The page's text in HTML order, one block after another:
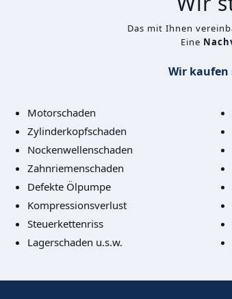
Das mit Ihnen
Eine
Wir kaufen
Motorschaden
Zylinderkopfschaden
Nockenwellenschaden
Zahnriemenschaden
Defekte Ölpumpe
Kompressionsverlust
Steuerkettenriss
Lagerschaden u.s.w.